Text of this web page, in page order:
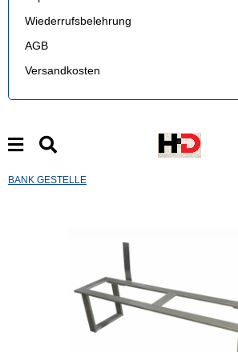
Wiederrufsbelehrung
AGB
Versandkosten
BANK GESTELLE